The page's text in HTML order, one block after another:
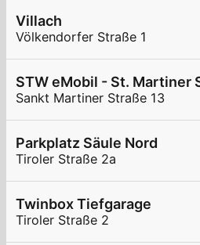
Villach
Völkendorfer Straße 1
STW eMobil - St. Martiner
Sankt Martiner Straße 13
Parkplatz Säule Nord
Tiroler Straße 2a
Twinbox Tiefgarage
Tiroler Straße 2